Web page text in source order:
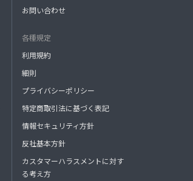
お問い合わせ
各種規定
利用規約
細則
プライバシーポリシー
特定商取引法に基づく表記
情報セキュリティ方針
反社基本方針
カスタマーハラスメントに対す
る考え方